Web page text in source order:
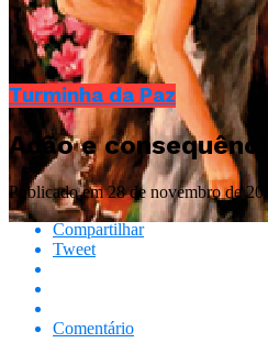
Turminha da Paz
Ação e
Publicado em 28 de novembro de
Compartilhar
Tweet
Comentário